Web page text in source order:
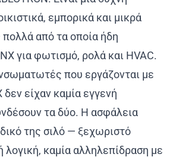
εμπορικά και μικρά
πολλά από τα οποία ήδη
για φωτισμό, ρολά και HVAC.
που εργάζονται με
είχαν καμία εγγενή
τα δύο. Η ασφάλεια
της σιλό — ξεχωριστό
καμία αλληλεπίδραση με